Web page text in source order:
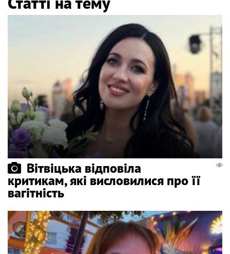
Вітвіцька відповіла
критикам, які висловилися про її
вагітність